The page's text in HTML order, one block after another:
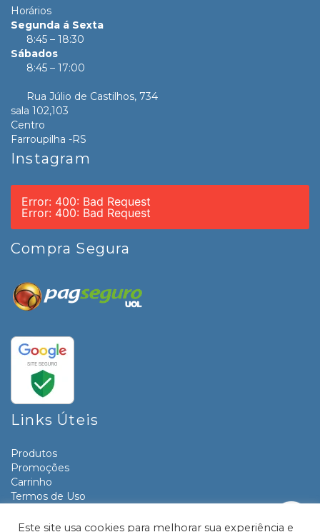
Horários
Segunda á Sexta
8:45 – 18:30
Sábados
8:45 – 17:00
Rua Júlio de Castilhos, 734
sala 102,103
Centro
Farroupilha -RS
Instagram
Error: 400: Bad Request
Error: 400: Bad Request
Compra Segura
Links Úteis
Produtos
Promoções
Carrinho
Termos de Uso
Contato
Este site usa cookies para melhorar sua experiência e